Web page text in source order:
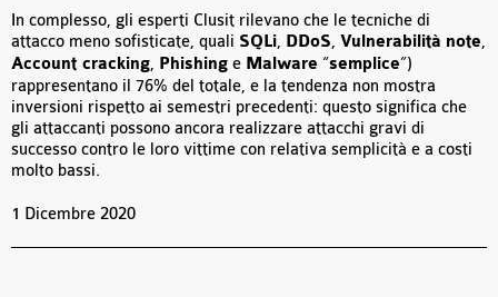
In complesso, gli esperti Clusit rilevano che le tecniche di
attacco meno sofisticate, quali SQLi, DDoS, Vulnerabilità note,
Account cracking, Phishing e Malware “semplice”)
rappresentano il 76% del totale, e la tendenza non mostra
inversioni rispetto ai semestri precedenti: questo significa che
gli attaccanti possono ancora realizzare attacchi gravi di
successo contro le loro vittime con relativa semplicità e a costi
molto bassi.
1 Dicembre 2020